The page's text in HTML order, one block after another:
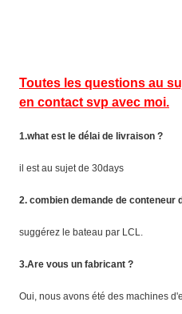
Toutes les questions au
en contact svp avec moi.
1.what est le délai de livraison ?
il est au sujet de 30days
2. combien demande de conteneur
suggérez le bateau par LCL.
3.Are vous un fabricant ?
Oui, nous avons été des machines